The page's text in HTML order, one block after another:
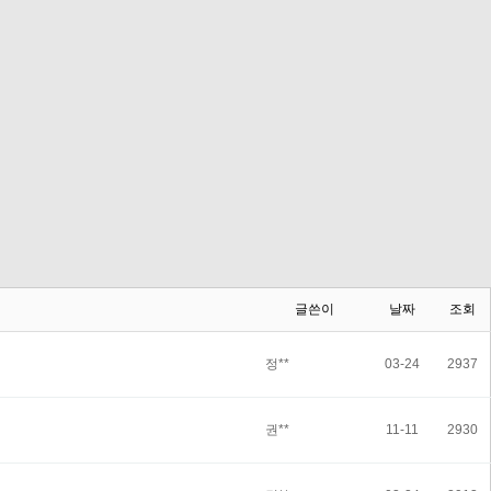
글쓴이 날짜 조회
정** 03-24 2937
권** 11-11 2930